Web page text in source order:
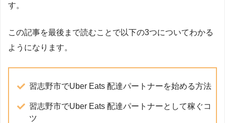
す。
この記事を最後まで読むことで以下の3つについてわかる
ようになります。
習志野市でUber Eats 配達パートナーを始める方法
習志野市でUber Eats 配達パートナーとして稼ぐコ
ツ